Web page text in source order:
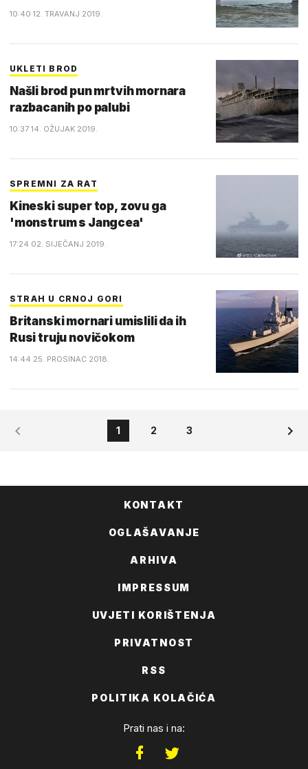
10:40 12. TRAVANJ 2019.
UKLETI BROD
Našli brod pun mrtvih mornara
razbacanih po palubi
10:37 14. OŽUJAK 2019.
SPREMNI ZA RAT
Kineski super top, zovu ga
'monstrum s Jangcea'
17:24 02. SIJEČANJ 2019.
STRAH U CRNOJ GORI
Britanski mornari umislili da ih
Rusi truju novičokom
14:44 25. PROSINAC 2018.
1 2 3
KONTAKT
OGLAŠAVANJE
ARHIVA
IMPRESSUM
UVJETI KORIŠTENJA
PRIVATNOST
RSS
POLITIKA KOLAČIĆA
Prati nas i na: